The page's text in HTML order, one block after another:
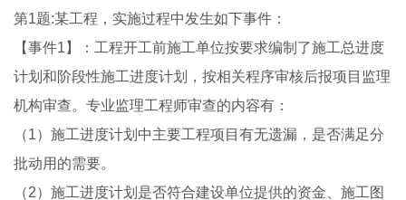
第1题:某工程，实施过程中发生如下事件：
【事件1】：工程开工前施工单位按要求编制了施工总进度
计划和阶段性施工进度计划，按相关程序审核后报项目监理
机构审查。专业监理工程师审查的内容有：
（1）施工进度计划中主要工程项目有无遗漏，是否满足分
批动用的需要。
（2）施工进度计划是否符合建设单位提供的资金、施工图